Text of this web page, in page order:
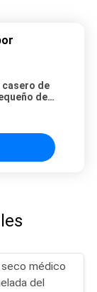
de
de
médico
del